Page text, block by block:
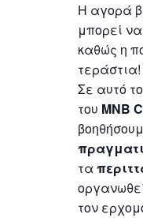
Η αγορά
μπορεί
καθώς η
τεράστια!
Σε αυτό το
του MNB
τα
τον